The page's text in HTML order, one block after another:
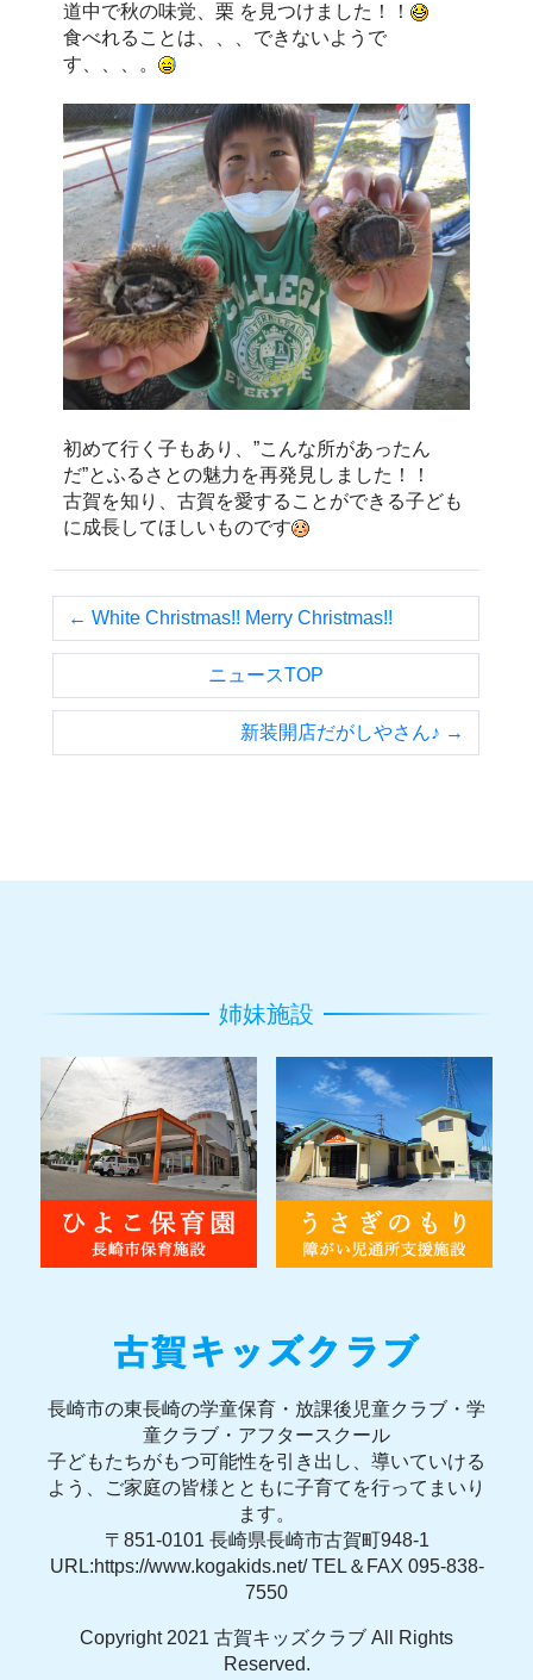
道中で秋の味覚、栗 を見つけました！！
食べれることは、、、できないようで
す、、、。
初めて行く子もあり、”こんな所があったん
だ”とふるさとの魅力を再発見しました！！
古賀を知り、古賀を愛することができる子ども
に成長してほしいものです
← White Christmas!! Merry Christmas!!
ニュースTOP
新装開店だがしやさん♪ →
姉妹施設
長崎市の東長崎の学童保育・放課後児童クラブ・学
童クラブ・アフタースクール
子どもたちがもつ可能性を引き出し、導いていける
よう、ご家庭の皆様とともに子育てを行ってまいり
ます。
〒851-0101 長崎県長崎市古賀町948-1
URL:https://www.kogakids.net/ TEL＆FAX 095-838-
7550
Copyright 2021 古賀キッズクラブ All Rights
Reserved.